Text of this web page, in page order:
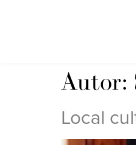
Autor:
Local